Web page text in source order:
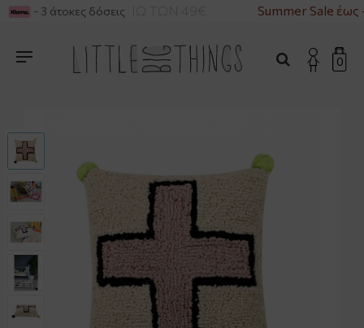
ΓΙΑ ΑΓΟΡΕΣ ΑΝΩ ΤΩΝ 49€ Summer Sale έως
- 3 άτοκες δόσεις
0